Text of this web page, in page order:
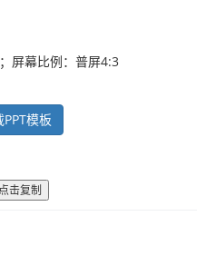
屏幕比例：普屏4:3
模板
点击复制